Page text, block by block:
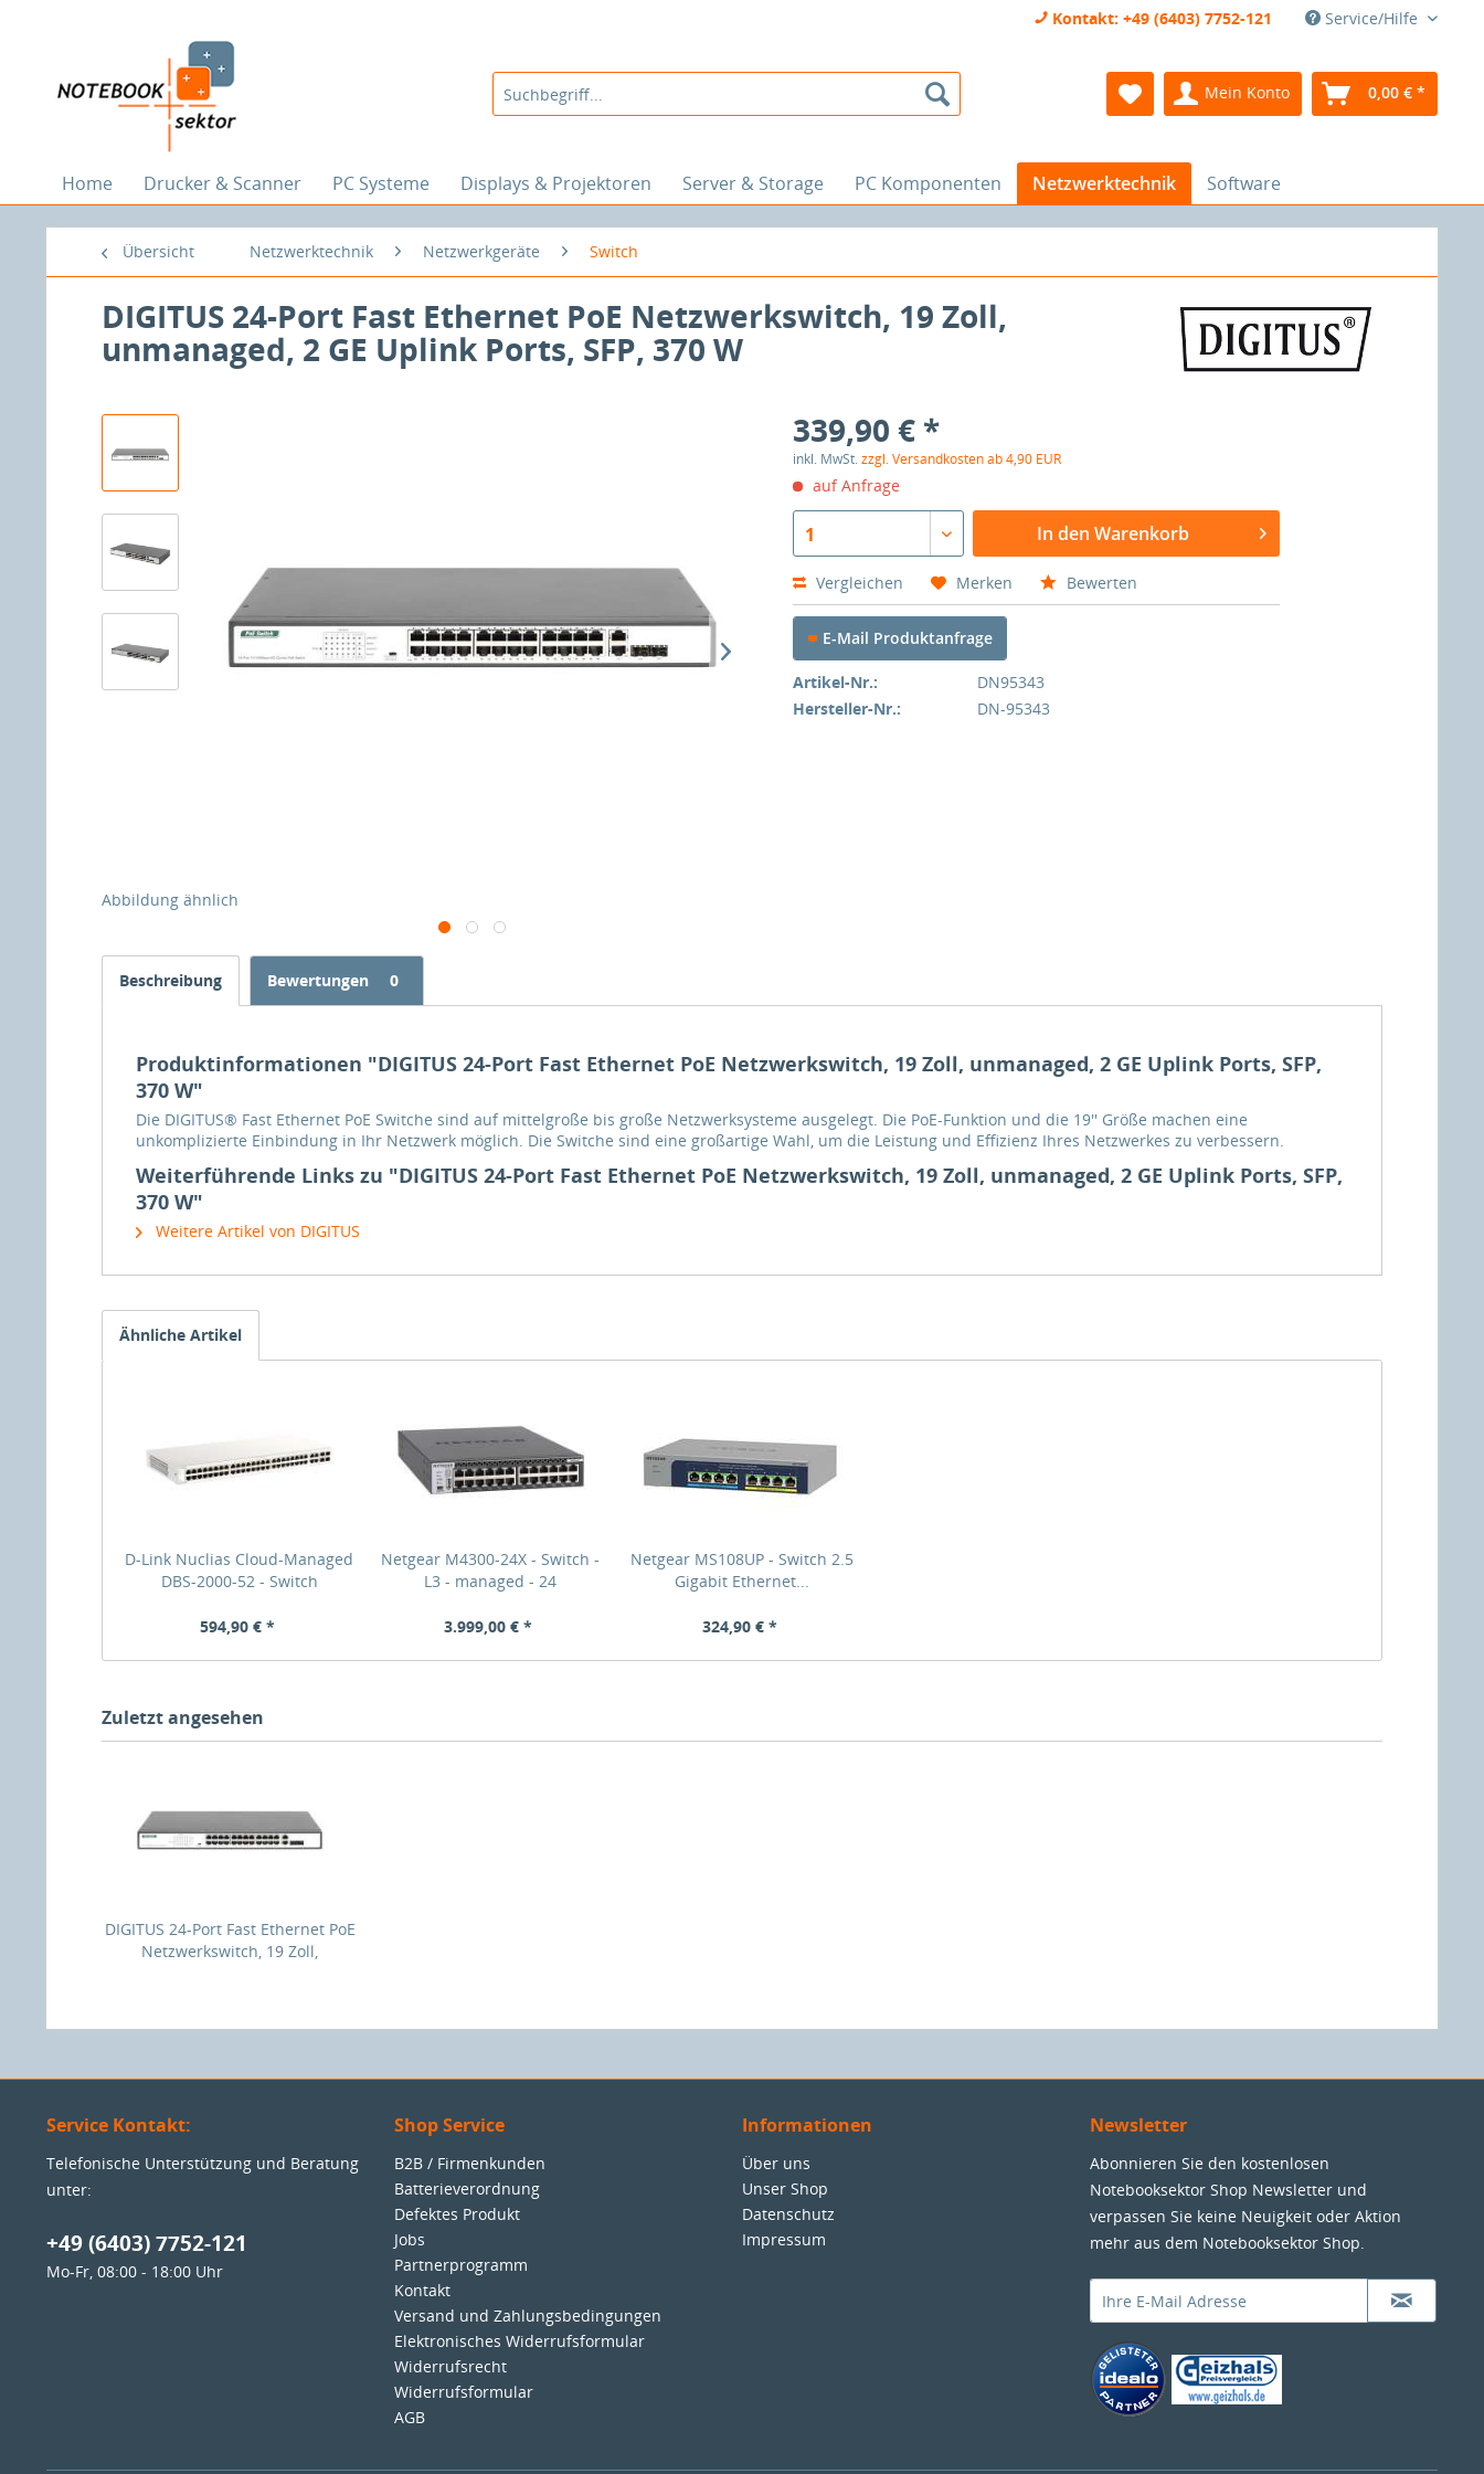
Kontakt: +49 (6403) 7752-121 Service/Hilfe
Mein Konto 0,00 € *
Home Drucker & Scanner PC Systeme Displays & Projektoren Server & Storage PC Komponenten Netzwerktechnik Software
Übersicht Netzwerktechnik Netzwerkgeräte Switch
DIGITUS 24-Port Fast Ethernet PoE Netzwerkswitch, 19 Zoll,
unmanaged, 2 GE Uplink Ports, SFP, 370 W
Abbildung ähnlich
339,90 € *
inkl. MwSt.zzgl. Versandkosten ab 4,90 EUR
auf Anfrage
1 In den Warenkorb
Vergleichen Merken Bewerten
E-Mail Produktanfrage
Artikel-Nr.:
DN95343
Hersteller-Nr.:
DN-95343
Beschreibung Bewertungen 0
Produktinformationen "DIGITUS 24-Port Fast Ethernet PoE Netzwerkswitch, 19 Zoll, unmanaged, 2 GE Uplink Ports, SFP,
370 W"
Die DIGITUS® Fast Ethernet PoE Switche sind auf mittelgroße bis große Netzwerksysteme ausgelegt. Die PoE-Funktion und die 19'' Größe machen eine
unkomplizierte Einbindung in Ihr Netzwerk möglich. Die Switche sind eine großartige Wahl, um die Leistung und Effizienz Ihres Netzwerkes zu verbessern.
Weiterführende Links zu "DIGITUS 24-Port Fast Ethernet PoE Netzwerkswitch, 19 Zoll, unmanaged, 2 GE Uplink Ports, SFP,
370 W"
Weitere Artikel von DIGITUS
Ähnliche Artikel
D-Link Nuclias Cloud-Managed
DBS-2000-52 - Switch
594,90 € *
Netgear M4300-24X - Switch -
L3 - managed - 24
3.999,00 € *
Netgear MS108UP - Switch 2.5
Gigabit Ethernet...
324,90 € *
Zuletzt angesehen
DIGITUS 24-Port Fast Ethernet PoE
Netzwerkswitch, 19 Zoll,
Service Kontakt:
Telefonische Unterstützung und Beratung
unter:
+49 (6403) 7752-121
Mo-Fr, 08:00 - 18:00 Uhr
Shop Service
B2B / Firmenkunden
Batterieverordnung
Defektes Produkt
Jobs
Partnerprogramm
Kontakt
Versand und Zahlungsbedingungen
Elektronisches Widerrufsformular
Widerrufsrecht
Widerrufsformular
AGB
Informationen
Über uns
Unser Shop
Datenschutz
Impressum
Newsletter
Abonnieren Sie den kostenlosen
Notebooksektor Shop Newsletter und
verpassen Sie keine Neuigkeit oder Aktion
mehr aus dem Notebooksektor Shop.